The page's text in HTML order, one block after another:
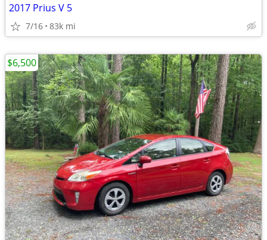
2017 Prius V 5
7/16 83k mi
$6,500